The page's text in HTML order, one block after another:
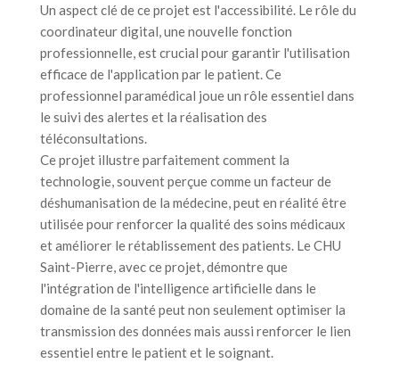
Un aspect clé de ce projet est l'accessibilité. Le rôle du
coordinateur digital, une nouvelle fonction
professionnelle, est crucial pour garantir l'utilisation
efficace de l'application par le patient. Ce
professionnel paramédical joue un rôle essentiel dans
le suivi des alertes et la réalisation des
téléconsultations.
Ce projet illustre parfaitement comment la
technologie, souvent perçue comme un facteur de
déshumanisation de la médecine, peut en réalité être
utilisée pour renforcer la qualité des soins médicaux
et améliorer le rétablissement des patients. Le CHU
Saint-Pierre, avec ce projet, démontre que
l'intégration de l'intelligence artificielle dans le
domaine de la santé peut non seulement optimiser la
transmission des données mais aussi renforcer le lien
essentiel entre le patient et le soignant.